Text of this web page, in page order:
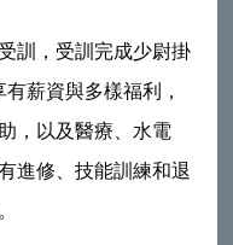
訓，受訓完成少尉掛
有薪資與多樣福利，
，以及醫療、水電
進修、技能訓練和退